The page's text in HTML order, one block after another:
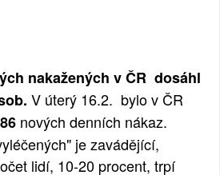
nakažených v ČR dosáhl
V úterý 16.2. bylo v ČR
nových denních nákaz.
je zavádějící,
lidí, 10-20 procent, trpí